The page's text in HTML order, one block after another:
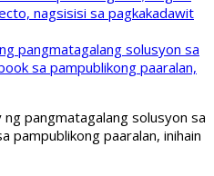
nagsisisi sa pagkakadawit
pangmatagalang solusyon sa
sa pampublikong paaralan,
ng pangmatagalang solusyon sa
pampublikong paaralan, inihain